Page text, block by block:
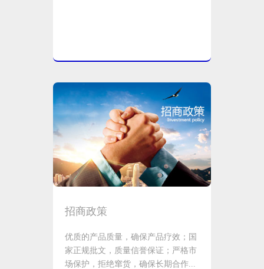
招商政策
优质的产品质量，确保产品疗效；国
家正规批文，质量信誉保证；严格市
场保护，拒绝窜货，确保长期合作...